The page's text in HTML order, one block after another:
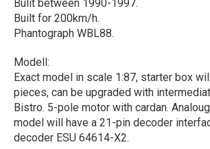
Bulit between 1990-1997.
Built for 200km/h.
Phantograph WBL88.
Modell:
Exact model in scale 1:87, starter box
pieces, can be upgraded with
Bistro. 5-pole motor with cardan.
model will have a 21-pin decoder
decoder ESU 64614-X2.